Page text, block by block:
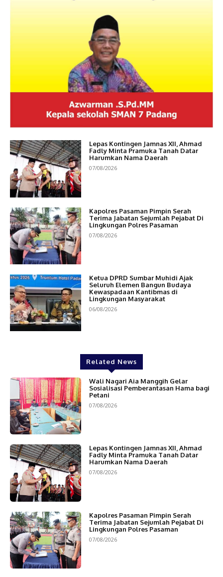
Lepas Kontingen Jamnas XII, Ahmad
Fadly Minta Pramuka Tanah Datar
Harumkan Nama Daerah
07/08/2026
Kapolres Pasaman Pimpin Serah
Terima Jabatan Sejumlah Pejabat Di
Lingkungan Polres Pasaman
07/08/2026
Ketua DPRD Sumbar Muhidi Ajak
Seluruh Elemen Bangun Budaya
Kewaspadaan Kantibmas di
Lingkungan Masyarakat
06/08/2026
Related News
Wali Nagari Aia Manggih Gelar
Sosialisasi Pemberantasan Hama bagi
Petani
07/08/2026
Lepas Kontingen Jamnas XII, Ahmad
Fadly Minta Pramuka Tanah Datar
Harumkan Nama Daerah
07/08/2026
Kapolres Pasaman Pimpin Serah
Terima Jabatan Sejumlah Pejabat Di
Lingkungan Polres Pasaman
07/08/2026